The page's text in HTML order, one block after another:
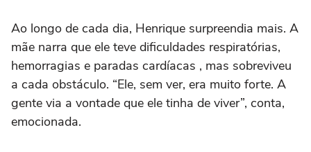
Ao longo de cada dia, Henrique surpreendia mais. A
mãe narra que ele teve dificuldades respiratórias,
hemorragias e paradas cardíacas , mas sobreviveu
a cada obstáculo. “Ele, sem ver, era muito forte. A
gente via a vontade que ele tinha de viver”, conta,
emocionada.